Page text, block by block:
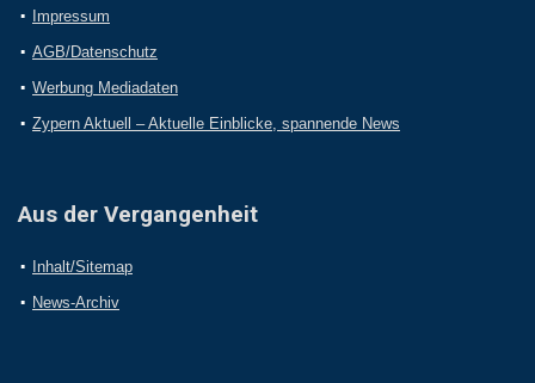
Impressum
AGB/Datenschutz
Werbung Mediadaten
Zypern Aktuell – Aktuelle Einblicke, spannende News
Aus der Vergangenheit
Inhalt/Sitemap
News-Archiv